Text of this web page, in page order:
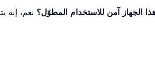
الجهاز آمن للاستخدام المطوّل؟ نعم، إنه